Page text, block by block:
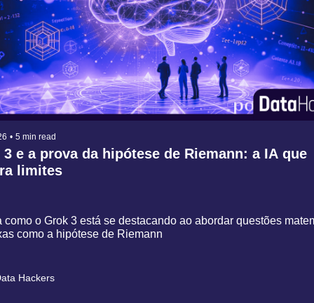
• 5 min read
e a prova da hipótese de Riemann: a IA que
limites
como o Grok 3 está se destacando ao abordar questões
como a hipótese de Riemann
Hackers